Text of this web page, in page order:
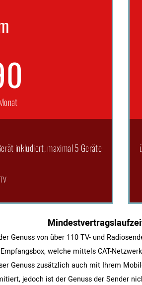
inkludiert, maximal 5 Geräte
Genuss von über 110 TV- und
welche mittels CAT-
Genuss zusätzlich auch mit Ihrem
jedoch ist der Genuss der Sender